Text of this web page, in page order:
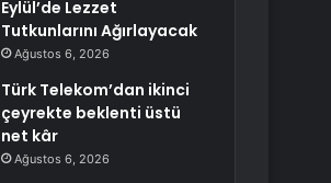
Eylül’de Lezzet
Tutkunlarını Ağırlayacak
Ağustos 6, 2026
Türk Telekom’dan ikinci
çeyrekte beklenti üstü
net kâr
Ağustos 6, 2026